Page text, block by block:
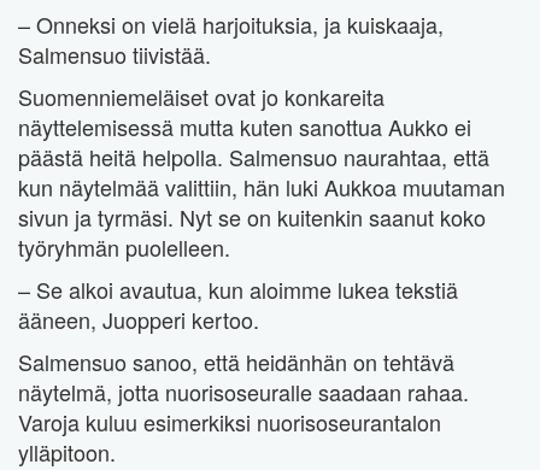
– Onneksi on vielä harjoituksia, ja kuiskaaja,
Salmensuo tiivistää.
Suomenniemeläiset ovat jo konkareita
näyttelemisessä mutta kuten sanottua Aukko ei
päästä heitä helpolla. Salmensuo naurahtaa, että
kun näytelmää valittiin, hän luki Aukkoa muutaman
sivun ja tyrmäsi. Nyt se on kuitenkin saanut koko
työryhmän puolelleen.
– Se alkoi avautua, kun aloimme lukea tekstiä
ääneen, Juopperi kertoo.
Salmensuo sanoo, että heidänhän on tehtävä
näytelmä, jotta nuorisoseuralle saadaan rahaa.
Varoja kuluu esimerkiksi nuorisoseurantalon
ylläpitoon.